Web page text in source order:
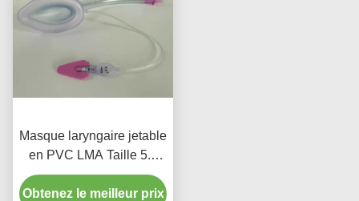
Masque laryngaire jetable
en PVC LMA Taille 5.0
Intubation avec barre
pour usage adulte
Obtenez le meilleur prix